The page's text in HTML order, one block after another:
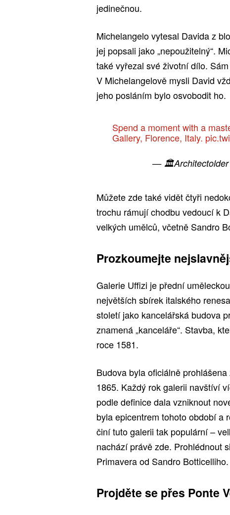
jedinečnou.
Michelangelo vytesal Davida z
jej popsali jako „nepoužitelný“.
také vyřezal své životní dílo.
V Michelangelově mysli David
jeho posláním bylo osvobodit ho.
Spend a moment with a
Gallery, Florence, Italy.
— 🏛Architectolder
Můžete zde také vidět čtyři
trochu rámují chodbu vedoucí k
velkých umělců, včetně Sandro
Prozkoumejte
Galerie Uffizi je přední
největších sbírek italského
století jako kancelářská budova
znamená „kanceláře“. Stavba,
roce 1581.
Budova byla oficiálně
1865. Každý rok galerii navštíví
podle definice dala vzniknout
byla epicentrem tohoto období a
činí tuto galerii tak populární –
nachází právě zde. Prohlédnout
Primavera od Sandro Botticelliho.
Projděte se přes Ponte